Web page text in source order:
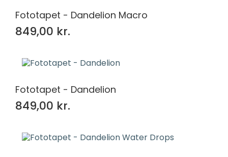
Fototapet - Dandelion Macro
849,00 kr.
Fototapet - Dandelion
849,00 kr.